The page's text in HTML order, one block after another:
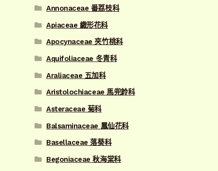
Annonaceae 番荔枝科
Apiaceae 繖形花科
Apocynaceae 夾竹桃科
Aquifoliaceae 冬青科
Araliaceae 五加科
Aristolochiaceae 馬兜鈴科
Asteraceae 菊科
Balsaminaceae 鳳仙花科
Basellaceae 落葵科
Begoniaceae 秋海棠科